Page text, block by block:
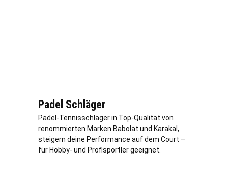
Padel Schläger
Padel-Tennisschläger in Top-Qualität von
renommierten Marken Babolat und Karakal,
steigern deine Performance auf dem Court –
für Hobby- und Profisportler geeignet.